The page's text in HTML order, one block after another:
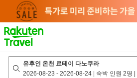
page
유후인 온천 료테이 다노쿠라
2026-08-23 - 2026-08-24 | 숙박 인원 2명 |